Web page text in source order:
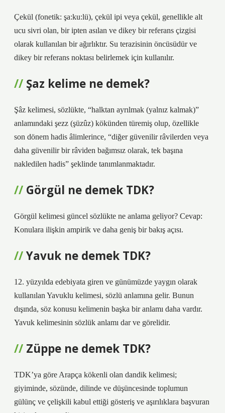
Çekül (fonetik: şa:ku:lü), çekül ipi veya çekül, genellikle alt
ucu sivri olan, bir ipten asılan ve dikey bir referans çizgisi
olarak kullanılan bir ağırlıktır. Su terazisinin öncüsüdür ve
dikey bir referans noktası belirlemek için kullanılır.
Şaz kelime ne demek?
Şâz kelimesi, sözlükte, “halktan ayrılmak (yalnız kalmak)”
anlamındaki şezz (şüzûz) kökünden türemiş olup, özellikle
son dönem hadis âlimlerince, “diğer güvenilir râvilerden veya
daha güvenilir bir râviden bağımsız olarak, tek başına
nakledilen hadis” şeklinde tanımlanmaktadır.
Görgül ne demek TDK?
Görgül kelimesi güncel sözlükte ne anlama geliyor? Cevap:
Konulara ilişkin ampirik ve daha geniş bir bakış açısı.
Yavuk ne demek TDK?
12. yüzyılda edebiyata giren ve günümüzde yaygın olarak
kullanılan Yavuklu kelimesi, sözlü anlamına gelir. Bunun
dışında, söz konusu kelimenin başka bir anlamı daha vardır.
Yavuk kelimesinin sözlük anlamı dar ve görelidir.
Züppe ne demek TDK?
TDK’ya göre Arapça kökenli olan dandik kelimesi;
giyiminde, sözünde, dilinde ve düşüncesinde toplumun
gülünç ve çelişkili kabul ettiği gösteriş ve aşırılıklara başvuran